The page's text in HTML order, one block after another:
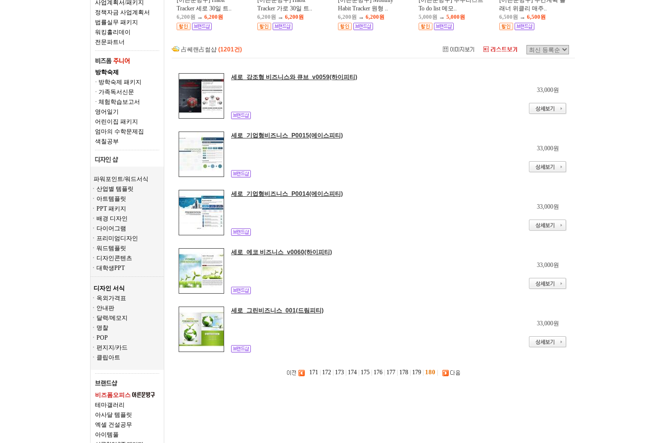
사업계획서/패키지
정책자금 사업계획서
법률실무 패키지
워킹홀리데이
전문파트너
방학숙제
· 방학숙제 패키지
· 가족독서신문
· 체험학습보고서
영어일기
어린이집 패키지
엄마의 수학문제집
색칠공부
파워포인트/워드서식
ㆍ산업별 템플릿
ㆍ아트템플릿
ㆍPPT 패키지
ㆍ배경 디자인
ㆍ다이어그램
ㆍ프리미엄디자인
ㆍ워드템플릿
ㆍ디자인콘텐츠
ㆍ대학생PPT
디자인 서식
ㆍ옥외가격표
ㆍ안내판
ㆍ달력/메모지
ㆍ명찰
ㆍPOP
ㆍ편지지/카드
ㆍ클립아트
비즈폼오피스
테마갤러리
아사달 템플릿
엑셀 건설공무
아이템풀
Tracker 세로 30일 트..
6,200원 → 6,200원
Tracker 가로 30일 트..
6,200원 → 6,200원
Habit Tracker 원형 ..
6,200원 → 6,200원
To do list 메모..
5,000원 → 5,000원
래너 위클리 매주..
6,500원 → 6,500원
占쎄랜占썲샵 (1201건)
세로_강조형 비즈니스와 큐브_v0059(하이피티)
33,000원
세로_기업형비즈니스_P0015(에이스피티)
33,000원
세로_기업형비즈니스_P0014(에이스피티)
33,000원
세로_에코 비즈니스_v0060(하이피티)
33,000원
세로_그린비즈니스_001(드림피티)
33,000원
171 172 173 174 175 176 177 178 179 180